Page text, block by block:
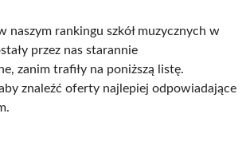
naszym rankingu szkół muzycznych w
przez nas starannie
zanim trafiły na poniższą listę.
znaleźć oferty najlepiej odpowiadające